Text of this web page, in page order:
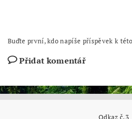
Buďte první, kdo napíše příspěvek k
Přidat komentář
Odkaz č.3